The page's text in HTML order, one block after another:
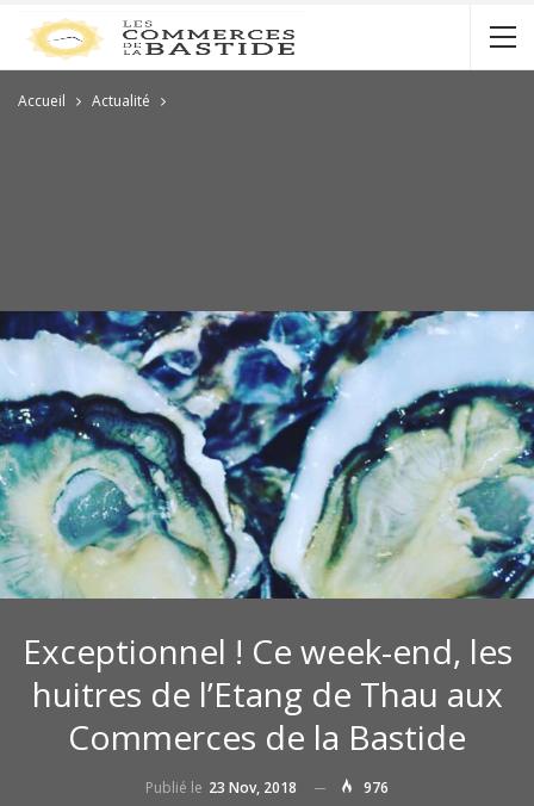
Accueil Actualité
Exceptionnel ! Ce week-end, les
huitres de l’Etang de Thau aux
Commerces de la Bastide
Publié le 23 Nov, 2018 976